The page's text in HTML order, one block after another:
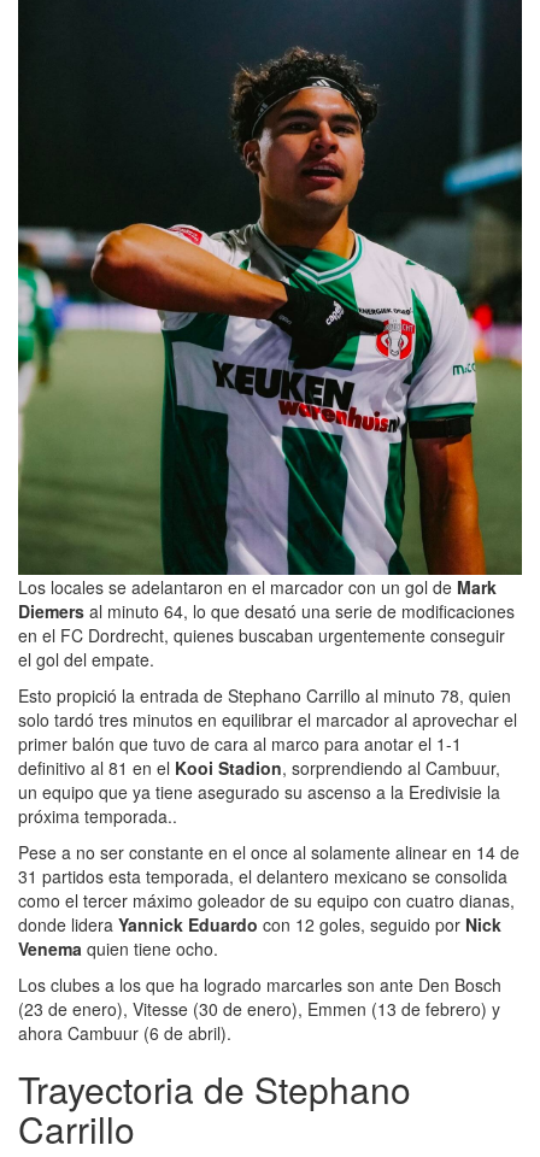
Los locales se adelantaron en el marcador con un gol de Mark
Diemers al minuto 64, lo que desató una serie de modificaciones
en el FC Dordrecht, quienes buscaban urgentemente conseguir
el gol del empate.
Esto propició la entrada de Stephano Carrillo al minuto 78, quien
solo tardó tres minutos en equilibrar el marcador al aprovechar el
primer balón que tuvo de cara al marco para anotar el 1-1
definitivo al 81 en el Kooi Stadion, sorprendiendo al Cambuur,
un equipo que ya tiene asegurado su ascenso a la Eredivisie la
próxima temporada..
Pese a no ser constante en el once al solamente alinear en 14 de
31 partidos esta temporada, el delantero mexicano se consolida
como el tercer máximo goleador de su equipo con cuatro dianas,
donde lidera Yannick Eduardo con 12 goles, seguido por Nick
Venema quien tiene ocho.
Los clubes a los que ha logrado marcarles son ante Den Bosch
(23 de enero), Vitesse (30 de enero), Emmen (13 de febrero) y
ahora Cambuur (6 de abril).
Trayectoria de Stephano
Carrillo